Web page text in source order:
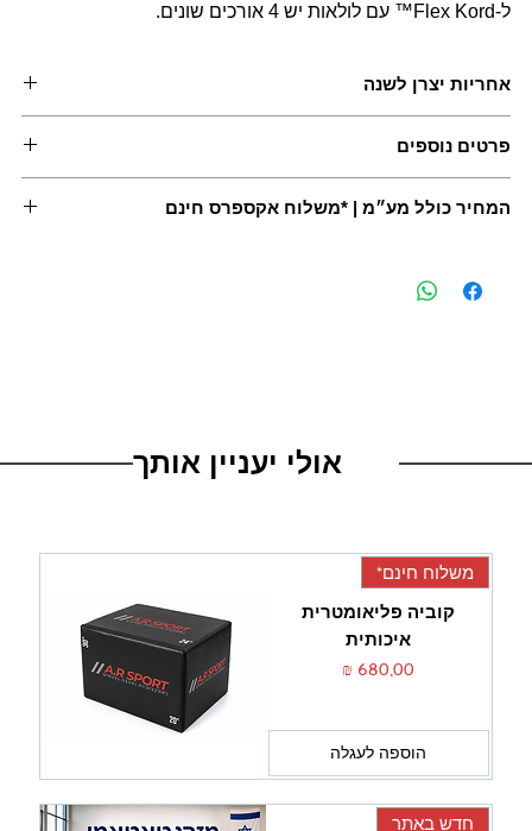
ל-Flex Kord™ עם לולאות יש 4 אורכים שונים.
אחריות יצרן לשנה
פרטים נוספים
המחיר כולל מע״מ | *משלוח אקספרס חינם
*אספקה עד 7 ימים
אולי יעניין אותך
משלוח חינם*
קוביה פליאומטרית
איכותית
מחיר
הוספה לעגלה
חדש באתר